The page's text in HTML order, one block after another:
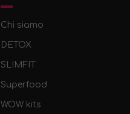
Chi siamo
DETOX
SLIMFIT
Superfood
WOW kits